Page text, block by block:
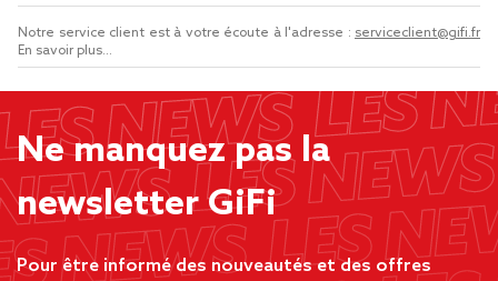
Notre service client est à votre écoute à l'adresse : serviceclient@gifi.fr
En savoir plus...
Ne manquez pas la
newsletter GiFi
Pour être informé des nouveautés et des offres